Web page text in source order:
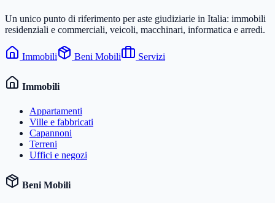
Un unico punto di riferimento per aste giudiziarie in Italia: immobili
residenziali e commerciali, veicoli, macchinari, informatica e arredi.
Immobili Beni Mobili Servizi
Immobili
Appartamenti
Ville e fabbricati
Capannoni
Terreni
Uffici e negozi
Beni Mobili